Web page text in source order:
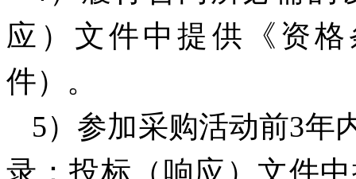
应）文件中提供《资
件）。
5）参加采购活动前3年
录：投标（响应）文件